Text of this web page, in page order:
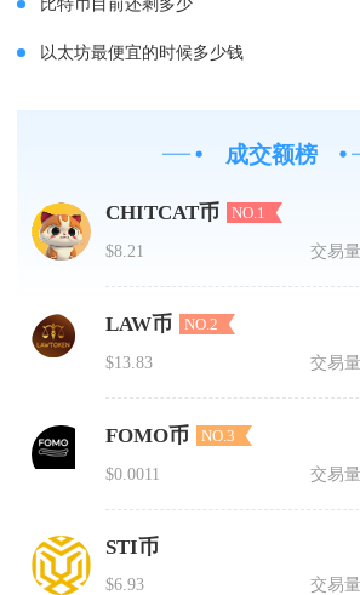
以太坊最便宜的时候多少钱
成交额榜
CHITCAT币 NO.1
$8.21 交易量
LAW币 NO.2
$13.83 交易量
FOMO币 NO.3
$0.0011 交易量
STI币
$6.93 交易